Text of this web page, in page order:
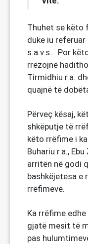
Thuhet se këto
duke iu
s.a.v.s.. Por
rrëzojnë
Tirmidhiu r.a.
quajnë të
Përveç kësaj,
shkëputje të
këto rrëfime i
Buhariu r.a.,
arritën në godi
bashkëjetesa e
rrëfimeve.
Ka rrëfime
gjatë mesit të
pas